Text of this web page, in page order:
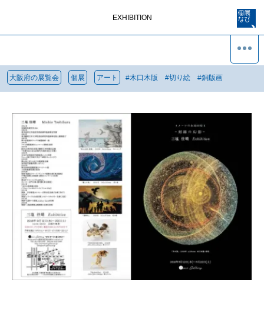
EXHIBITION
大阪府の展覧会 個展 アート #木口木版 #切り絵 #銅版画